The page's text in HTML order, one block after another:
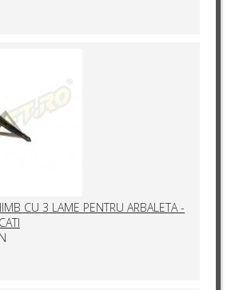
CU 3 LAME PENTRU ARBALETA -